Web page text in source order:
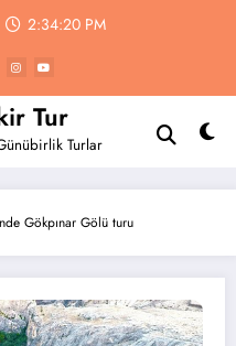
2:34:21 PM
Tur
Turlar
Gökpınar Gölü turu